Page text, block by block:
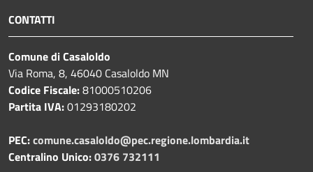
CONTATTI
Comune di Casaloldo
Via Roma, 8, 46040 Casaloldo MN
Codice Fiscale:81000510206
Partita IVA:01293180202
PEC:comune.casaloldo@pec.regione.lombardia.it
Centralino Unico:0376 732111